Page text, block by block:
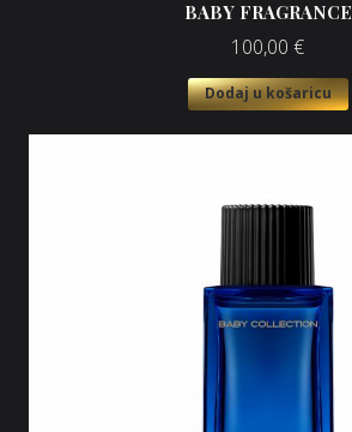
BABY FRAGRANCE
100,00 €
Dodaj u košaricu